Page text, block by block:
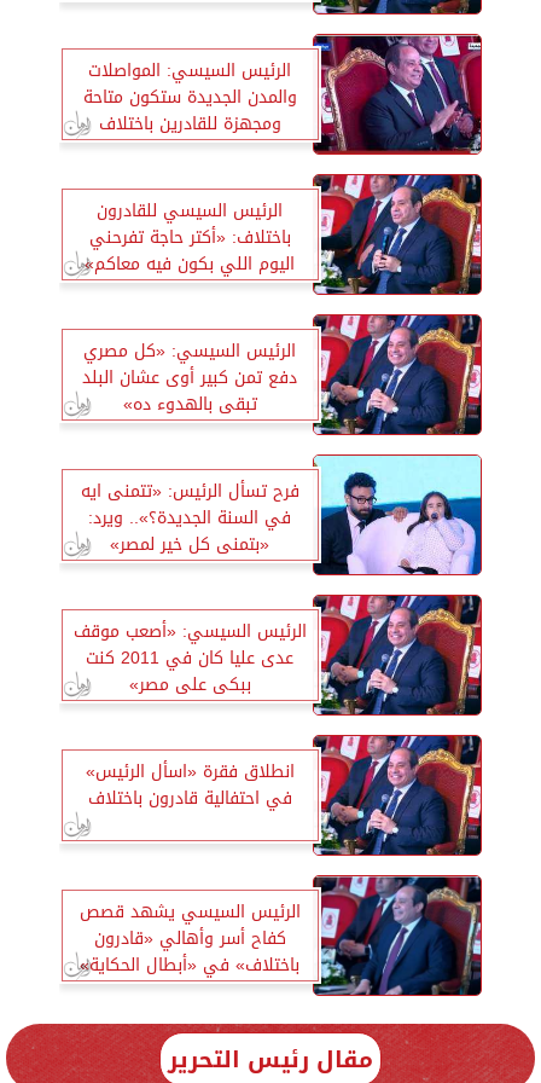
الرئيس السيسي: المواصلات
والمدن الجديدة ستكون متاحة
ومجهزة للقادرين باختلاف
الرئيس السيسي للقادرون
باختلاف: «أكتر حاجة تفرحني
اليوم اللي بكون فيه معاكم»
الرئيس السيسي: «كل مصري
دفع تمن كبير أوى عشان البلد
تبقى بالهدوء ده»
فرح تسأل الرئيس: «تتمنى ايه
في السنة الجديدة؟».. ويرد:
«بتمنى كل خير لمصر»
الرئيس السيسي: «أصعب موقف
عدى عليا كان في 2011 كنت
ببكى على مصر»
انطلاق فقرة «اسأل الرئيس»
في احتفالية قادرون باختلاف
الرئيس السيسي يشهد قصص
كفاح أسر وأهالي «قادرون
باختلاف» في «أبطال الحكاية»
مقال رئيس التحرير